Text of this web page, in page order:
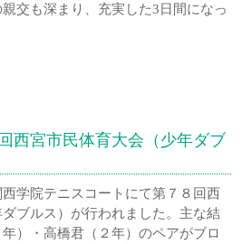
交も深まり、充実した3日間になっ
西宮市民体育大会（少年ダブ
学院テニスコートにて第７８回西
ブルス）が行われました。主な結
）・高橋君（２年）のペアがブロ